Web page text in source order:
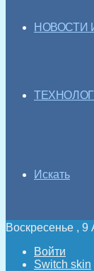
НОВОСТИ
Искать
Воскресенье , 9
Войти
Switch skin